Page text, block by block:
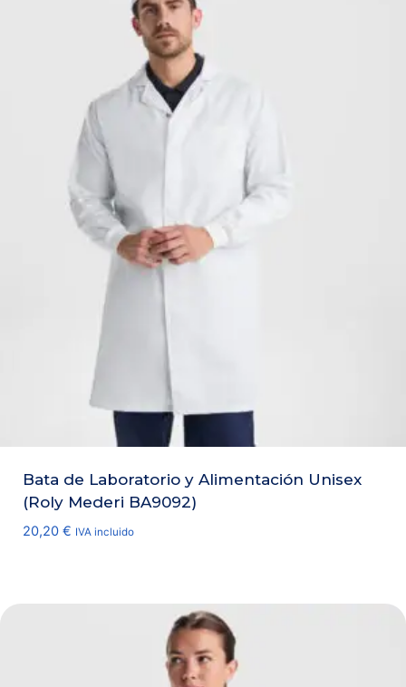
Bata de Laboratorio y Alimentación Unisex
(Roly Mederi BA9092)
20,20 € IVA incluido